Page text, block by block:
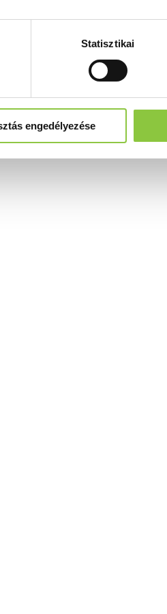
Statisztikai
engedélyezése